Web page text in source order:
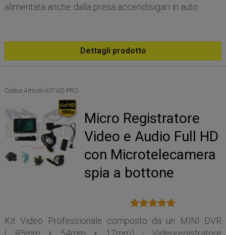
alimentata anche dalla presa accendisigari in auto.
Dettagli prodotto
Codice Articolo KIT-VID-PRO
Micro Registratore
Video e Audio Full HD
con Microtelecamera
spia a bottone
Kit Video Professionale composto da un MINI DVR